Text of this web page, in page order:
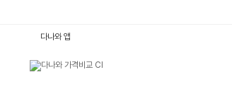
다나와 앱